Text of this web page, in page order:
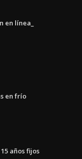
línea_
en frío
años fijos